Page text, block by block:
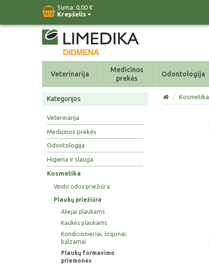
Suma: 0,00 €
Krepšelis
Veterinarija
Medicinos
prekės
Odontologija
Kategorijos
Veterinarija
Medicinos prekės
Odontologija
Higiena ir slauga
Kosmetika
Veido odos priežiūra
Plaukų priežiūra
Aliejai plaukams
Kaukės plaukams
Kondicionieriai, losjonai,
balzamai
Plaukų formavimo
priemonės
/ Kosmetika